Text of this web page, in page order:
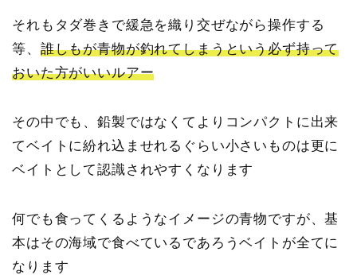
それもタダ巻きで緩急を織り交ぜながら操作する
等、 誰しもが青物が釣れてしまうという必ず持って
おいた方がいいルアー
その中でも、鉛製ではなくてよりコンパクトに出来
てベイトに紛れ込ませれるぐらい小さいものは更に
ベイトとして認識されやすくなります
何でも食ってくるようなイメージの青物ですが、基
本はその海域で食べているであろうベイトが全てに
なります